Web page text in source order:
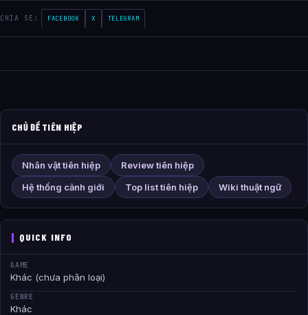
CHIA SE: FACEBOOK X TELEGRAM
CHỦ ĐỀ TIÊN HIỆP
Nhân vật tiên hiệp
Review tiên hiệp
Hệ thống cảnh giới
Top list tiên hiệp Wiki thuật ngữ
QUICK INFO
GAME
Khác (chưa phân loại)
GENRE
Khác